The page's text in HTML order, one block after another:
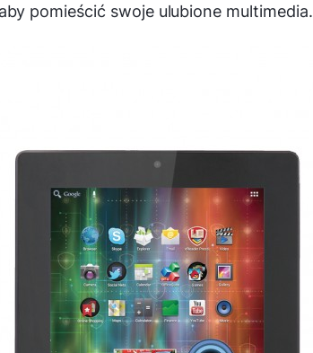
pomieścić swoje ulubione multimedia.